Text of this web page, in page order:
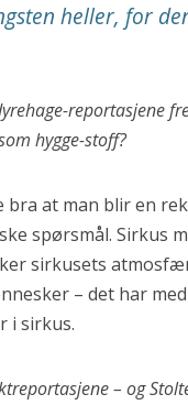
heller, for
reportasjene
hygge-stoff?
bra at man blir en
spørsmål. Sirkus
sirkusets
– det har
i sirkus.
– og